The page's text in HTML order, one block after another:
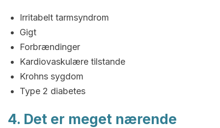
Irritabelt tarmsyndrom
Gigt
Forbrændinger
Kardiovaskulære tilstande
Krohns sygdom
Type 2 diabetes
4. Det er meget nærende